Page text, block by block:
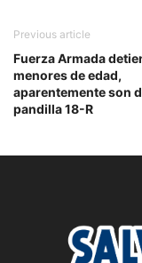
Previous article
Fuerza Armada
menores de edad,
aparentemente son
pandilla 18-R